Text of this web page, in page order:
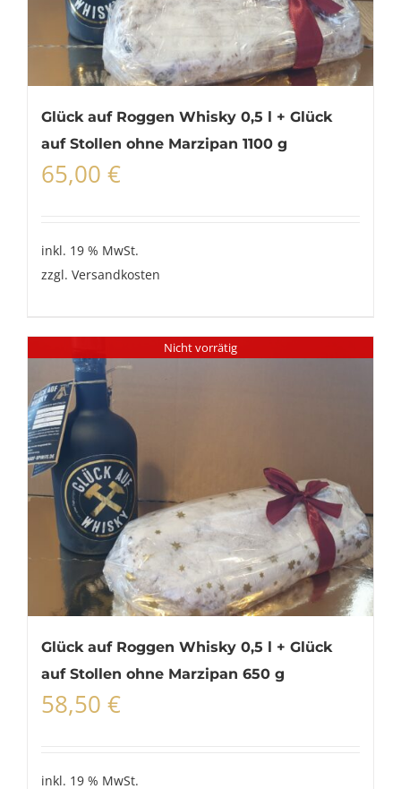
Glück auf Roggen Whisky 0,5 l + Glück
auf Stollen ohne Marzipan 1100 g
65,00 €
inkl. 19 % MwSt.
zzgl. Versandkosten
Nicht vorrätig
Glück auf Roggen Whisky 0,5 l + Glück
auf Stollen ohne Marzipan 650 g
58,50 €
inkl. 19 % MwSt.